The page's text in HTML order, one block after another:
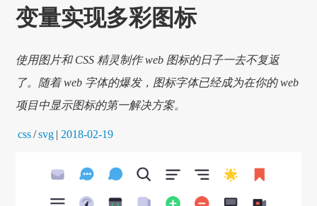
变量实现多彩图标
使用图片和 CSS 精灵制作 web 图标的日子一去不复返
了。随着 web 字体的爆发，图标字体已经成为在你的 web
项目中显示图标的第一解决方案。
css/svg | 2018-02-19